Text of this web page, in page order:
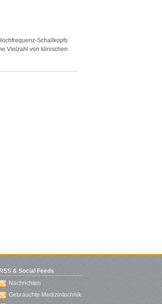
Schallkopfs
Vielzahl von klinischen
& Social Feeds
Nachrichten
Gebrauchte Medizintechnik